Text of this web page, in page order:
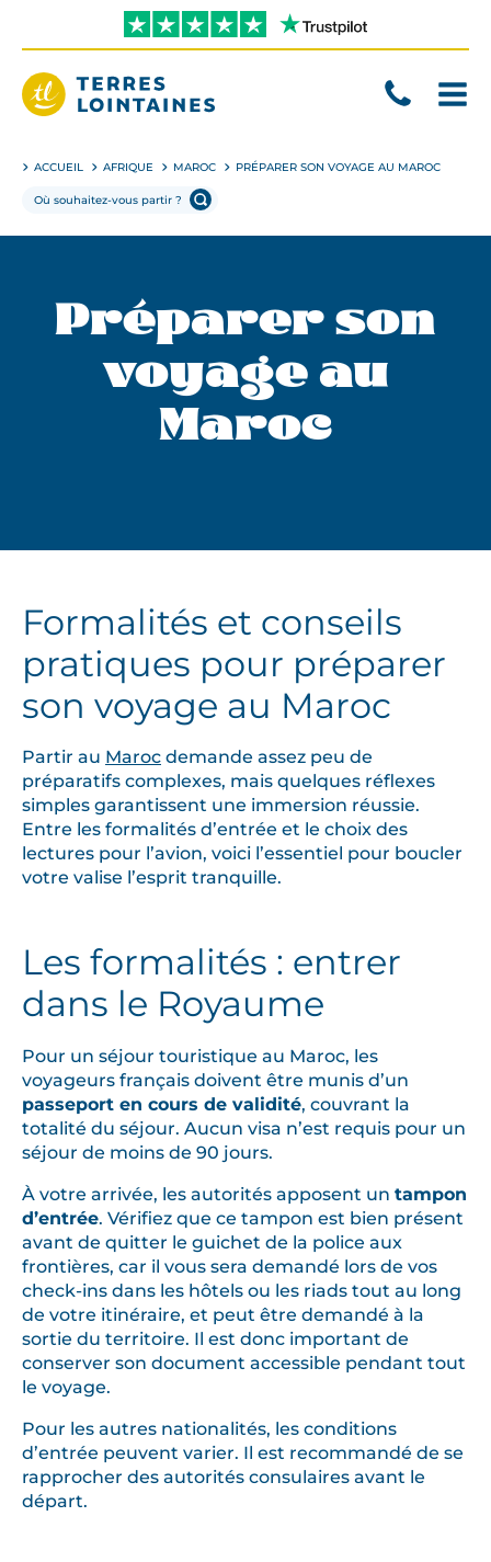
directement
contenu
ACCUEIL AFRIQUE MAROC PRÉPARER SON VOYAGE AU MAROC
Préparer son
voyage au
Maroc
Formalités et conseils
pratiques pour préparer
son voyage au Maroc
Partir au Maroc demande assez peu de
préparatifs complexes, mais quelques réflexes
simples garantissent une immersion réussie.
Entre les formalités d’entrée et le choix des
lectures pour l’avion, voici l’essentiel pour boucler
votre valise l’esprit tranquille.
Les formalités : entrer
dans le Royaume
Pour un séjour touristique au Maroc, les
voyageurs français doivent être munis d’un
passeport en cours de validité, couvrant la
totalité du séjour. Aucun visa n’est requis pour un
séjour de moins de 90 jours.
À votre arrivée, les autorités apposent un tampon
d’entrée. Vérifiez que ce tampon est bien présent
avant de quitter le guichet de la police aux
frontières, car il vous sera demandé lors de vos
check-ins dans les hôtels ou les riads tout au long
de votre itinéraire, et peut être demandé à la
sortie du territoire. Il est donc important de
conserver son document accessible pendant tout
le voyage.
Pour les autres nationalités, les conditions
d’entrée peuvent varier. Il est recommandé de se
rapprocher des autorités consulaires avant le
départ.